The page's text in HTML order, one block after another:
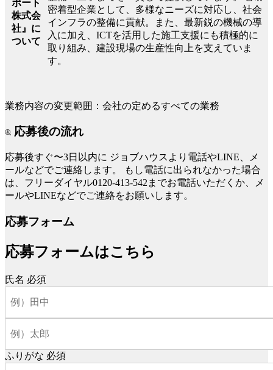
ポート
株式会
社』に
ついて
密着型企業として、多様なニーズに対応し、社会
インフラの整備に貢献。また、最新鋭の機械の導
入に加え、ICTを活用した施工支援にも積極的に
取り組み、建設現場の生産性向上を支えていま
す。
業務内容の変更範囲：会社の定めるすべての業務
応募後の流れ
応募後すぐ〜3日以内に ジョブハウスより電話やLINE、メ
ールなどでご連絡します。
もし電話に出られなかった場合
は、フリーダイヤル0120-413-542までお電話いただくか、メ
ールやLINEなどでご連絡をお願いします。
応募フォーム
応募フォームはこちら
氏名 必須
ふりがな 必須